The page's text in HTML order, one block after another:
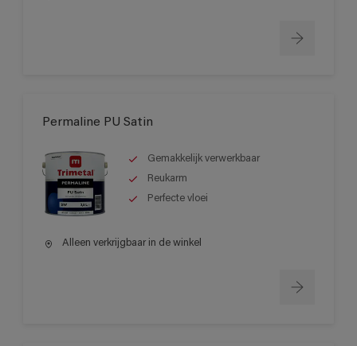
Permaline PU Satin
Gemakkelijk verwerkbaar
Reukarm
Perfecte vloei
Alleen verkrijgbaar in de winkel